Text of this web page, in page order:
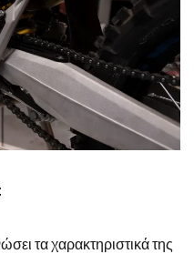
τα χαρακτηριστικά της